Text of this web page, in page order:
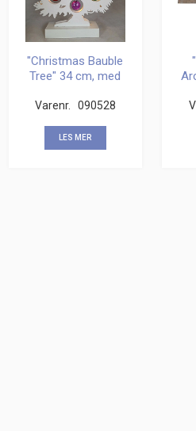
"Christmas Bauble
Tree" 34 cm, med
Varenr. 090528
LES MER